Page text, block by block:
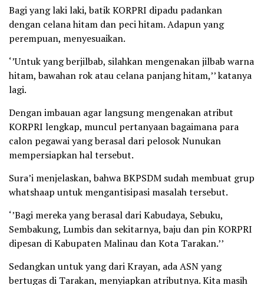
Bagi yang laki laki, batik KORPRI dipadu padankan
dengan celana hitam dan peci hitam. Adapun yang
perempuan, menyesuaikan.
‘’Untuk yang berjilbab, silahkan mengenakan jilbab warna
hitam, bawahan rok atau celana panjang hitam,’’ katanya
lagi.
Dengan imbauan agar langsung mengenakan atribut
KORPRI lengkap, muncul pertanyaan bagaimana para
calon pegawai yang berasal dari pelosok Nunukan
mempersiapkan hal tersebut.
Sura’i menjelaskan, bahwa BKPSDM sudah membuat grup
whatshaap untuk mengantisipasi masalah tersebut.
‘’Bagi mereka yang berasal dari Kabudaya, Sebuku,
Sembakung, Lumbis dan sekitarnya, baju dan pin KORPRI
dipesan di Kabupaten Malinau dan Kota Tarakan.’’
Sedangkan untuk yang dari Krayan, ada ASN yang
bertugas di Tarakan, menyiapkan atributnya. Kita masih